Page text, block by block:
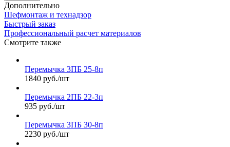
Дополнительно
Шефмонтаж и технадзор
Быстрый заказ
Профессиональный расчет материалов
Смотрите также
Перемычка 3ПБ 25-8п
1840 руб./шт
Перемычка 2ПБ 22-3п
935 руб./шт
Перемычка 3ПБ 30-8п
2230 руб./шт